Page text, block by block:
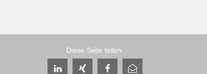
Diese Seite teilen: